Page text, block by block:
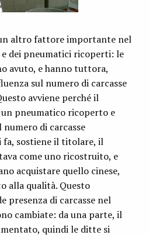
altro fattore importante nel
e dei pneumatici ricoperti: le
avuto, e hanno tuttora,
sul numero di carcasse
avviene perché il
pneumatico ricoperto e
di carcasse
fa, sostiene il titolare, il
come uno ricostruito, e
acquistare quello cinese,
alla qualità. Questo
presenza di carcasse nel
cambiate: da una parte, il
quindi le ditte si